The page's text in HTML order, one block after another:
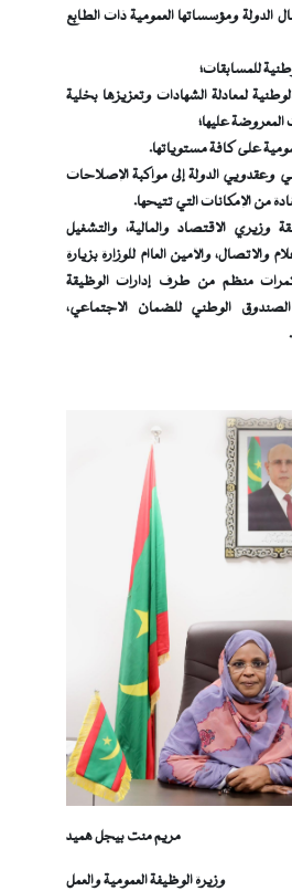
ومؤسساتها العمومية ذات الطابع
للمسابقات؛
لمعادلة الشهادات وتعزيزها بخلية
عليها؛
على كافة مستوياتها.
وعقدويي الدولة إلى مواكبة الإصلاحات
من الإمكانات التي تتيحها.
وزيري الاقتصاد والمالية، والتشغيل
والاتصال، والأمين العاام للوزارة بزيارة
منظم من طرف إدارات الوظيقة
الصندوق الوطني للضمان الاجتماعي،
مريم منت بيجل هميد
وزيرة الوظيفة العمومية والعمل